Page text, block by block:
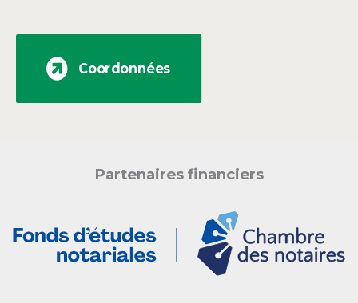
Coordonnées
Partenaires financiers